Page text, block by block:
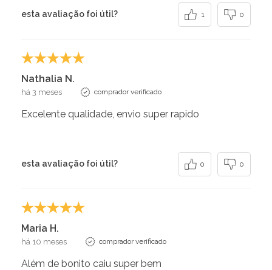
esta avaliação foi útil? 1 0
Nathalia N.
há 3 meses comprador verificado
Excelente qualidade, envio super rapido
esta avaliação foi útil? 0 0
Maria H.
há 10 meses comprador verificado
Além de bonito caiu super bem